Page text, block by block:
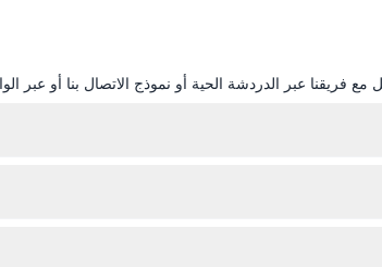
عبر الدردشة الحية أو نموذج الاتصال بنا أو عبر